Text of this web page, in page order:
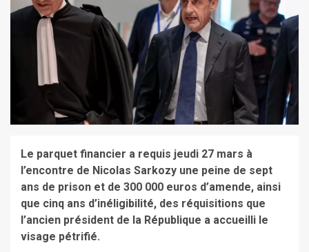
Le parquet financier a requis jeudi 27 mars à
l’encontre de Nicolas Sarkozy une peine de sept
ans de prison et de 300 000 euros d’amende, ainsi
que cinq ans d’inéligibilité, des réquisitions que
l’ancien président de la République a accueilli le
visage pétrifié.